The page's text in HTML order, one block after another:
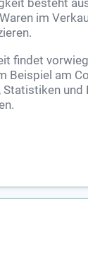
besteht
im
findet
Beispiel am
Statistiken und